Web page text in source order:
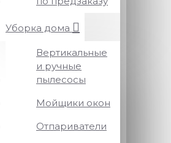
Уборка дома
Вертикальные
и ручные
пылесосы
Мойщики окон
Отпариватели